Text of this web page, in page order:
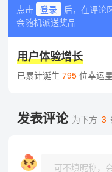
点击 登录
后，在评论
会随机派送奖品
用户体验增长
已累计诞生 795位幸运星
发表评论 为下方 3